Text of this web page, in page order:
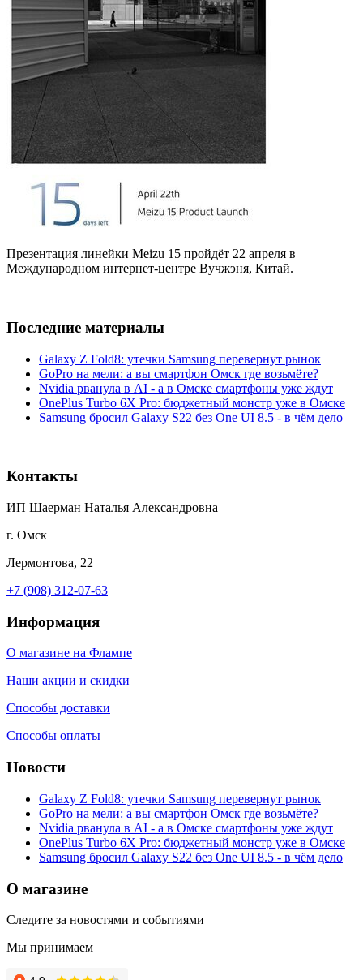
Презентация линейки Meizu 15 пройдёт 22 апреля в
Международном интернет-центре Вучжэня, Китай.
Последние материалы
Galaxy Z Fold8: утечки Samsung перевернут рынок
GoPro на мели: а вы смартфон Омск где возьмёте?
Nvidia рванула в AI - а в Омске смартфоны уже ждут
OnePlus Turbo 6X Pro: бюджетный монстр уже в Омске
Samsung бросил Galaxy S22 без One UI 8.5 - в чём дело
Контакты
ИП Шаерман Наталья Александровна
г. Омск
Лермонтова, 22
+7 (908) 312-07-63
Информация
О магазине на Флампе
Наши акции и скидки
Способы доставки
Способы оплаты
Новости
Galaxy Z Fold8: утечки Samsung перевернут рынок
GoPro на мели: а вы смартфон Омск где возьмёте?
Nvidia рванула в AI - а в Омске смартфоны уже ждут
OnePlus Turbo 6X Pro: бюджетный монстр уже в Омске
Samsung бросил Galaxy S22 без One UI 8.5 - в чём дело
О магазине
Следите за новостями и событиями
Мы принимаем